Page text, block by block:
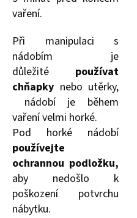
vaření.
Při manipulaci s
nádobím je
důležité používat
chňapky nebo utěrky,
nádobí je během
vaření velmi horké.
Pod horké nádobí
používejte
ochrannou podložku,
aby nedošlo k
poškození potvrchu
nábytku.